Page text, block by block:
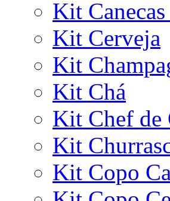
Kit
Kit Cerveja
Kit
Kit Chá
Kit Chef de
Kit
Kit Copo